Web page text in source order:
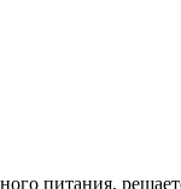
питания,